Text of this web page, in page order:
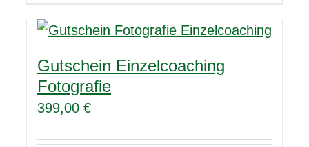
Gutschein Einzelcoaching
Fotografie
399,00 €